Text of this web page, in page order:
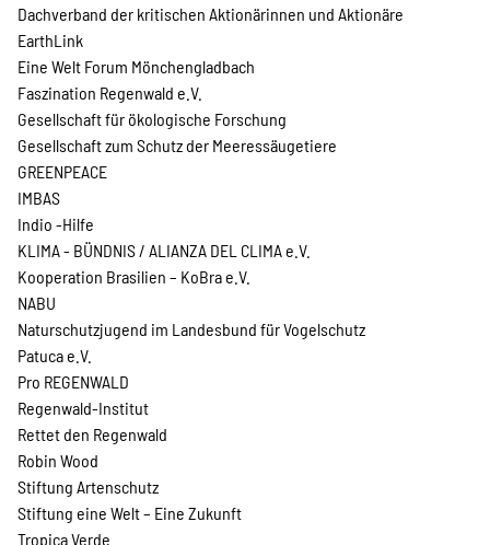
Dachverband der kritischen Aktionärinnen und Aktionäre
EarthLink
Eine Welt Forum Mönchengladbach
Faszination Regenwald e.V.
Gesellschaft für ökologische Forschung
Gesellschaft zum Schutz der Meeressäugetiere
GREENPEACE
IMBAS
Indio -Hilfe
KLIMA - BÜNDNIS / ALIANZA DEL CLIMA e.V.
Kooperation Brasilien – KoBra e.V.
NABU
Naturschutzjugend im Landesbund für Vogelschutz
Patuca e.V.
Pro REGENWALD
Regenwald-Institut
Rettet den Regenwald
Robin Wood
Stiftung Artenschutz
Stiftung eine Welt – Eine Zukunft
Tropica Verde